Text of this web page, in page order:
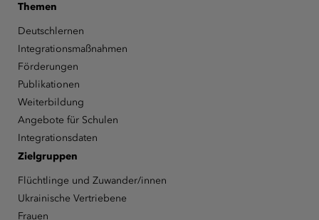
Themen
Deutschlernen
Integrationsmaßnahmen
Förderungen
Publikationen
Weiterbildung
Angebote für Schulen
Integrationsdaten
Zielgruppen
Flüchtlinge und Zuwander/innen
Ukrainische Vertriebene
Frauen